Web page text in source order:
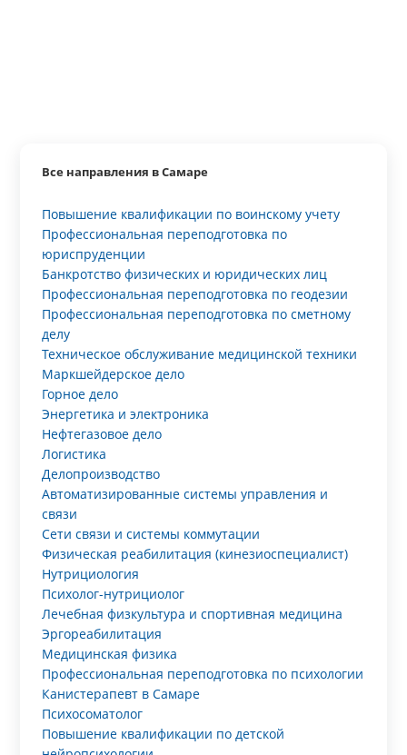
Все направления в Самаре
Повышение квалификации по воинскому учету
Профессиональная переподготовка по
юриспруденции
Банкротство физических и юридических лиц
Профессиональная переподготовка по геодезии
Профессиональная переподготовка по сметному
делу
Техническое обслуживание медицинской техники
Маркшейдерское дело
Горное дело
Энергетика и электроника
Нефтегазовое дело
Логистика
Делопроизводство
Автоматизированные системы управления и
связи
Сети связи и системы коммутации
Физическая реабилитация (кинезиоспециалист)
Нутрициология
Психолог-нутрициолог
Лечебная физкультура и спортивная медицина
Эргореабилитация
Медицинская физика
Профессиональная переподготовка по психологии
Канистерапевт в Самаре
Психосоматолог
Повышение квалификации по детской